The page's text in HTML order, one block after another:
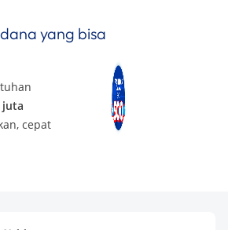
yang bisa
juta
cepat